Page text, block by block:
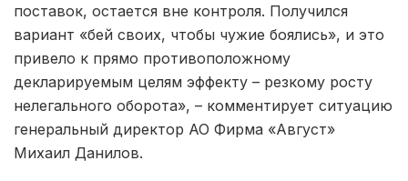
поставок, остается вне контроля. Получился
вариант «бей своих, чтобы чужие боялись», и это
привело к прямо противоположному
декларируемым целям эффекту – резкому росту
нелегального оборота», – комментирует ситуацию
генеральный директор АО Фирма «Август»
Михаил Данилов.